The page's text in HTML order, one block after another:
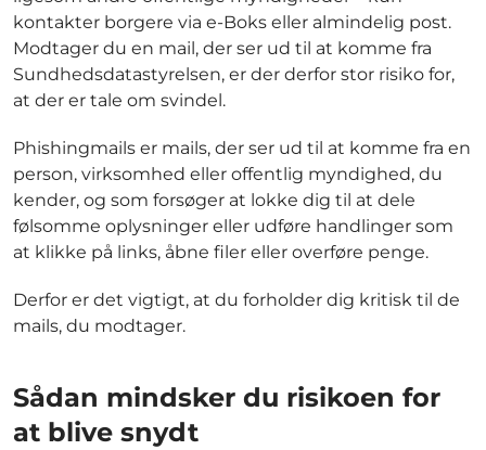
kontakter borgere via e-Boks eller almindelig post.
Modtager du en mail, der ser ud til at komme fra
Sundhedsdatastyrelsen, er der derfor stor risiko for,
at der er tale om svindel.
Phishingmails er mails, der ser ud til at komme fra en
person, virksomhed eller offentlig myndighed, du
kender, og som forsøger at lokke dig til at dele
følsomme oplysninger eller udføre handlinger som
at klikke på links, åbne filer eller overføre penge.
Derfor er det vigtigt, at du forholder dig kritisk til de
mails, du modtager.
Sådan mindsker du risikoen for
at blive snydt